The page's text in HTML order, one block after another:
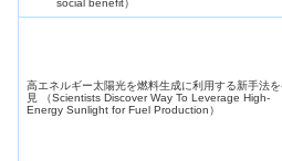
高エネルギー太陽光を燃料生成に利用する新手法
見 （Scientists Discover Way To Leverage High-
Energy Sunlight for Fuel Production）